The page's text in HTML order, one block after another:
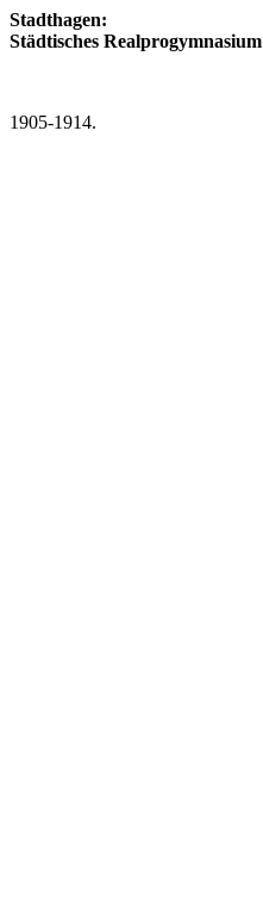
Stadthagen:
Städtisches Realprogymnasium
1905-1914.